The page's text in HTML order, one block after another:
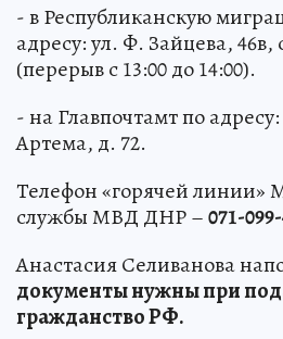
- в Республиканскую
адресу: ул. Ф. Зайцева, 46в,
(перерыв с 13:00 до 14:00).
- на Главпочтамт по
Артема, д. 72.
Телефон «горячей линии»
службы МВД ДНР –071-
Анастасия Селиванова
документы нужны при
гражданство РФ.